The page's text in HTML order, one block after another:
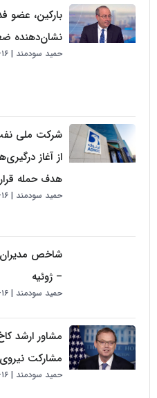
بارکین، عضو فدرال
نشان‌دهنده ضعف در
حمید سودمند ۱۶-۰۵-۱۴۰۵
از آغاز
هدف حمله قرار گرفته‌اند
حمید سودمند ۱۶-۰۵-۱۴۰۵
شاخص مدیران خرید
حمید سودمند ۱۶-۰۵-۱۴۰۵
مشاور ارشد کاخ سفید:
مشارکت نیروی کار
حمید سودمند ۱۶-۰۵-۱۴۰۵